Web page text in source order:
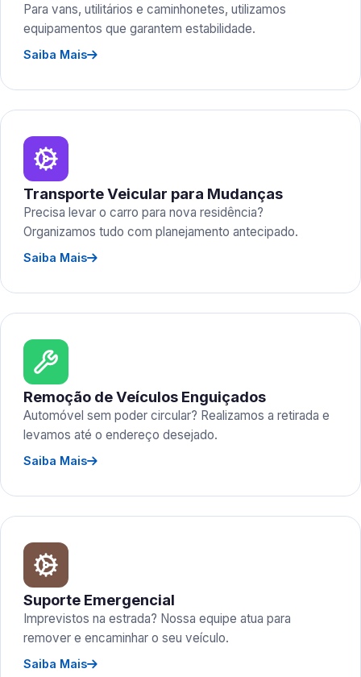
Para vans, utilitários e caminhonetes, utilizamos
equipamentos que garantem estabilidade.
Saiba Mais
Transporte Veicular para Mudanças
Precisa levar o carro para nova residência?
Organizamos tudo com planejamento antecipado.
Saiba Mais
Remoção de Veículos Enguiçados
Automóvel sem poder circular? Realizamos a retirada e
levamos até o endereço desejado.
Saiba Mais
Suporte Emergencial
Imprevistos na estrada? Nossa equipe atua para
remover e encaminhar o seu veículo.
Saiba Mais